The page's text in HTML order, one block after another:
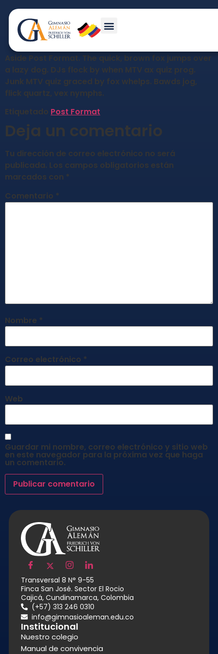
Aside Post Format
Aside Post Format. The quick, brown fox jumps over
a lazy dog. DJs flock by when MTV ax quiz prog.
Junk MTV quiz graced by fox whelps. Bawds jog,
flick quartz, vex nymphs.
Etiquetado Post Format
Deja un comentario
Tu dirección de correo electrónico no será
publicada. Los campos obligatorios están
marcados con *
Comentario *
Nombre *
Correo electrónico *
Web
Guardar mi nombre, correo electrónico y sitio web
en este navegador para la próxima vez que haga
un comentario.
Transversal 8 N° 9-55
Finca San José. Sector El Rocio
Cajicá, Cundinamarca, Colombia
(+57) 313 246 0310
info@gimnasioaleman.edu.co
Institucional
Nuestro colegio
Manual de convivencia